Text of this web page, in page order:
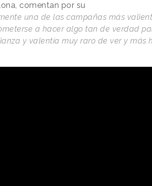
comentan por su
una de las campañas más
a hacer algo tan de verdad
y valentía muy raro de ver y más